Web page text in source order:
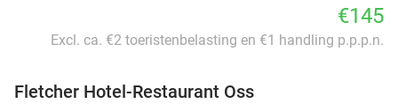
€145
Excl. ca. €2 toeristenbelasting en €1 handling p.p.p.n.
Fletcher Hotel-Restaurant Oss